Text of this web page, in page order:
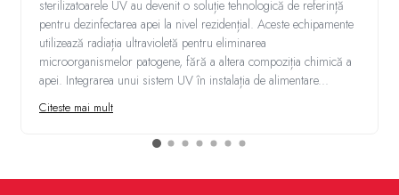
sterilizatoarele UV au devenit o soluție tehnologică de referință
pentru dezinfectarea apei la nivel rezidențial. Aceste echipamente
utilizează radiația ultravioletă pentru eliminarea
microorganismelor patogene, fără a altera compoziția chimică a
apei. Integrarea unui sistem UV în instalația de alimentare...
Citeste mai mult